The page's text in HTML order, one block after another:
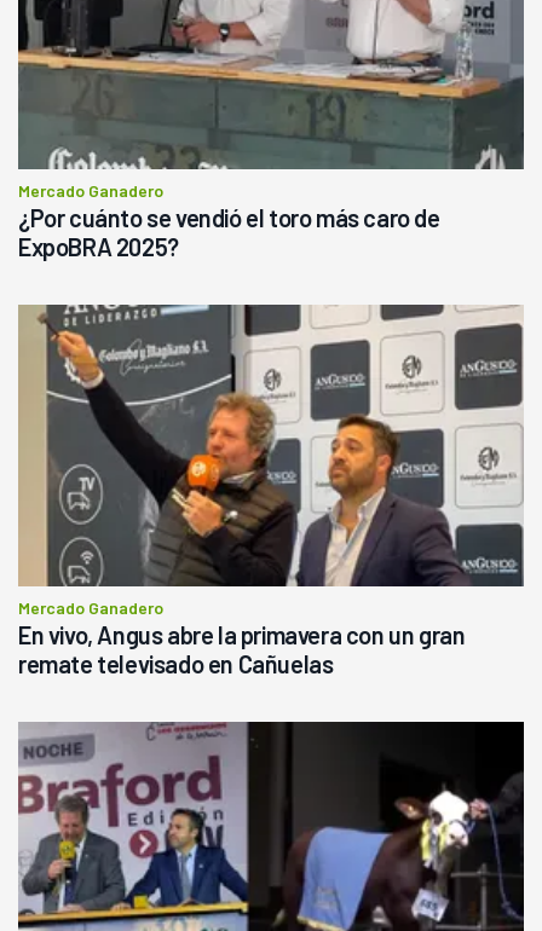
Mercado Ganadero
¿Por cuánto se vendió el toro más caro de
ExpoBRA 2025?
Mercado Ganadero
En vivo, Angus abre la primavera con un gran
remate televisado en Cañuelas